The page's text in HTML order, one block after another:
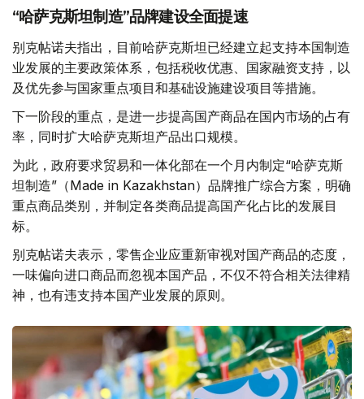
“哈萨克斯坦制造”品牌建设全面提速
别克帖诺夫指出，目前哈萨克斯坦已经建立起支持本国制造
业发展的主要政策体系，包括税收优惠、国家融资支持，以
及优先参与国家重点项目和基础设施建设项目等措施。
下一阶段的重点，是进一步提高国产商品在国内市场的占有
率，同时扩大哈萨克斯坦产品出口规模。
为此，政府要求贸易和一体化部在一个月内制定“哈萨克斯
坦制造”（Made in Kazakhstan）品牌推广综合方案，明确
重点商品类别，并制定各类商品提高国产化占比的发展目
标。
别克帖诺夫表示，零售企业应重新审视对国产商品的态度，
一味偏向进口商品而忽视本国产品，不仅不符合相关法律精
神，也有违支持本国产业发展的原则。